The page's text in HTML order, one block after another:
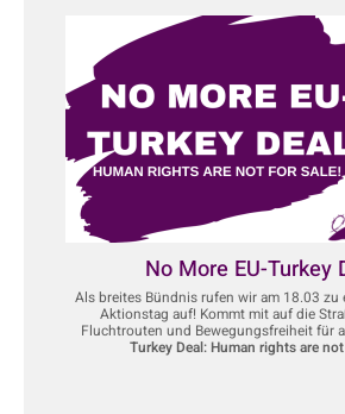
No More EU-Turkey
Als breites Bündnis rufen wir am 18.03 zu
Aktionstag auf! Kommt mit auf die
Fluchtrouten und Bewegungsfreiheit für
Turkey Deal: Human rights are